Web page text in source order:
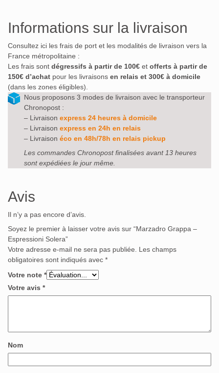
Informations sur la livraison
Consultez ici les frais de port et les modalités de livraison vers la
France métropolitaine :
Les frais sont dégressifs à partir de 100€ et offerts à partir de
150€ d’achat pour les livraisons en relais et 300€ à domicile
(dans les zones éligibles).
Nous proposons 3 modes de livraison avec le transporteur
Chronopost :
– Livraison express 24 heures à domicile
– Livraison express en 24h en relais
– Livraison éco en 48h/78h en relais pickup
Les commandes Chronopost finalisées avant 13 heures
sont expédiées le jour même.
Avis
Il n’y a pas encore d’avis.
Soyez le premier à laisser votre avis sur “Marzadro Grappa –
Espressioni Solera”
Votre adresse e-mail ne sera pas publiée.
Les champs
obligatoires sont indiqués avec *
Votre note *
Votre avis *
Nom